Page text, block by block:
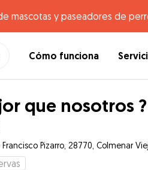
mascotas y paseadores de
Cómo funciona
que nosotros ?
Francisco Pizarro, 28770, Colmenar